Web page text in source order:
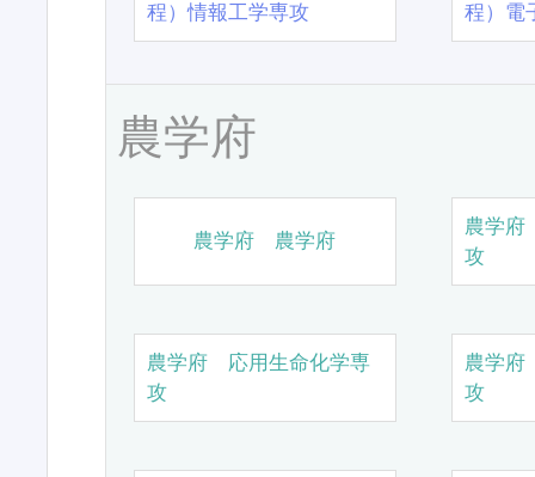
程）情報工学専攻
程）電
農学府
農学府 農学府
農学
攻
農学府 応用生命化学専
攻
農学
攻